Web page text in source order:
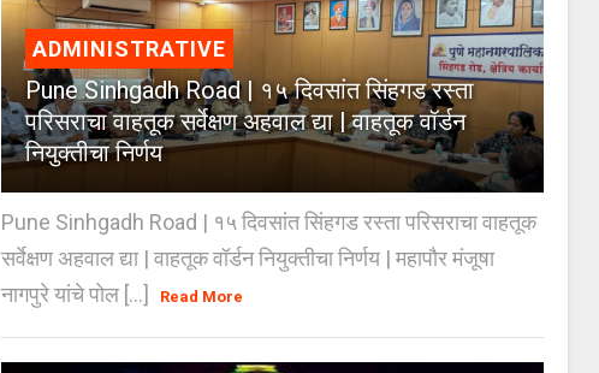
ADMINISTRATIVE
Pune Sinhgadh Road | १५ दिवसांत सिंहगड रस्ता
परिसराचा वाहतूक सर्वेक्षण अहवाल द्या | वाहतूक वॉर्डन
नियुक्तीचा निर्णय
Pune Sinhgadh Road | १५ दिवसांत सिंहगड रस्ता परिसराचा वाहतूक
सर्वेक्षण अहवाल द्या | वाहतूक वॉर्डन नियुक्तीचा निर्णय | महापौर मंजूषा
नागपुरे यांचे पोल [...]
Read More